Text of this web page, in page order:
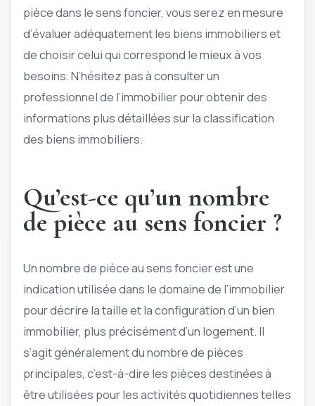
pièce dans le sens foncier, vous serez en mesure
d’évaluer adéquatement les biens immobiliers et
de choisir celui qui correspond le mieux à vos
besoins. N’hésitez pas à consulter un
professionnel de l’immobilier pour obtenir des
informations plus détaillées sur la classification
des biens immobiliers.
Qu’est-ce qu’un nombre
de pièce au sens foncier ?
Un nombre de pièce au sens foncier est une
indication utilisée dans le domaine de l’immobilier
pour décrire la taille et la configuration d’un bien
immobilier, plus précisément d’un logement. Il
s’agit généralement du nombre de pièces
principales, c’est-à-dire les pièces destinées à
être utilisées pour les activités quotidiennes telles